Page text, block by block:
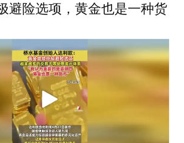
避险选项，黄金也是一种货